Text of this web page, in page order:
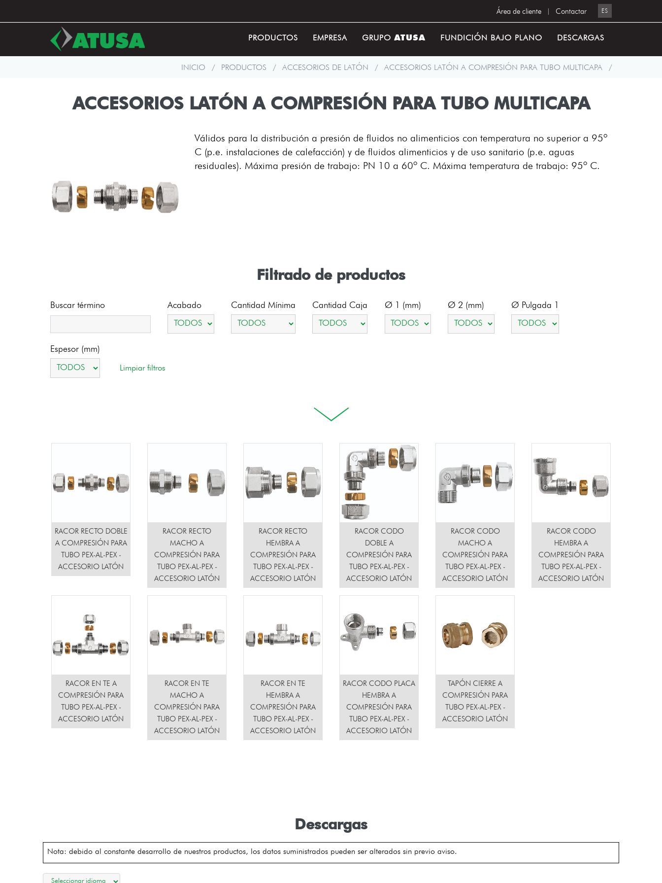
Área de cliente Contactar ES
PRODUCTOS EMPRESA GRUPO ATUSA FUNDICIÓN BAJO PLANO DESCARGAS
INICIO / PRODUCTOS / ACCESORIOS DE LATÓN / ACCESORIOS LATÓN A COMPRESIÓN PARA TUBO MULTICAPA /
ACCESORIOS LATÓN A COMPRESIÓN PARA TUBO MULTICAPA
Válidos para la distribución a presión de fluidos no alimenticios con temperatura no superior a 95º
C (p.e. instalaciones de calefacción) y de fluidos alimenticios y de uso sanitario (p.e. aguas
residuales). Máxima presión de trabajo: PN 10 a 60º C. Máxima temperatura de trabajo: 95º C.
Filtrado de productos
Buscar término Acabado Cantidad Mínima Cantidad Caja Ø 1 (mm) Ø 2 (mm) Ø Pulgada 1
Espesor (mm)
RACOR RECTO DOBLE
A COMPRESIÓN PARA
TUBO PEX-AL-PEX -
ACCESORIO LATÓN
RACOR RECTO
MACHO A
COMPRESIÓN PARA
TUBO PEX-AL-PEX -
ACCESORIO LATÓN
RACOR RECTO
HEMBRA A
COMPRESIÓN PARA
TUBO PEX-AL-PEX -
ACCESORIO LATÓN
RACOR CODO
DOBLE A
COMPRESIÓN PARA
TUBO PEX-AL-PEX -
ACCESORIO LATÓN
RACOR CODO
MACHO A
COMPRESIÓN PARA
TUBO PEX-AL-PEX -
ACCESORIO LATÓN
RACOR CODO
HEMBRA A
COMPRESIÓN PARA
TUBO PEX-AL-PEX -
ACCESORIO LATÓN
RACOR EN TE A
COMPRESIÓN PARA
TUBO PEX-AL-PEX -
ACCESORIO LATÓN
RACOR EN TE
MACHO A
COMPRESIÓN PARA
TUBO PEX-AL-PEX -
ACCESORIO LATÓN
RACOR EN TE
HEMBRA A
COMPRESIÓN PARA
TUBO PEX-AL-PEX -
ACCESORIO LATÓN
RACOR CODO PLACA
HEMBRA A
COMPRESIÓN PARA
TUBO PEX-AL-PEX -
ACCESORIO LATÓN
TAPÓN CIERRE A
COMPRESIÓN PARA
TUBO PEX-AL-PEX -
ACCESORIO LATÓN
Descargas
Nota: debido al constante desarrollo de nuestros productos, los datos suministrados pueden ser alterados sin previo aviso.